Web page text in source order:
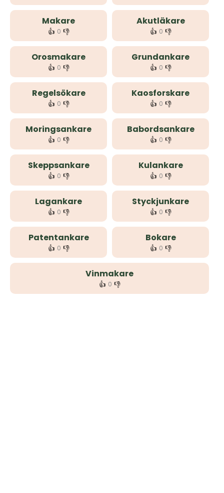
Makare
👍 0 👎
Akutläkare
👍 0 👎
Orosmakare
👍 0 👎
Grundankare
👍 0 👎
Regelsökare
👍 0 👎
Kaosforskare
👍 0 👎
Moringsankare
👍 0 👎
Babordsankare
👍 0 👎
Skeppsankare
👍 0 👎
Kulankare
👍 0 👎
Lagankare
👍 0 👎
Styckjunkare
👍 0 👎
Patentankare
👍 0 👎
Bokare
👍 0 👎
Vinmakare
👍 0 👎